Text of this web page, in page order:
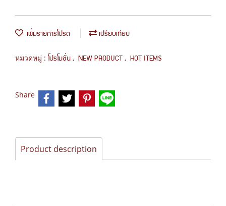
เพิ่มรายการโปรด เปรียบเทียบ
หมวดหมู่ : โปรโมชั่น , NEW PRODUCT , HOT ITEMS
Share
Product description